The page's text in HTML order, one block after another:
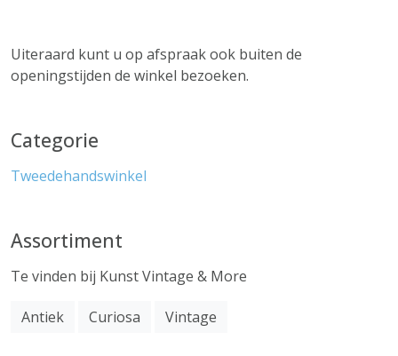
Uiteraard kunt u op afspraak ook buiten de
openingstijden de winkel bezoeken.
Categorie
Tweedehandswinkel
Assortiment
Te vinden bij Kunst Vintage & More
Antiek Curiosa Vintage